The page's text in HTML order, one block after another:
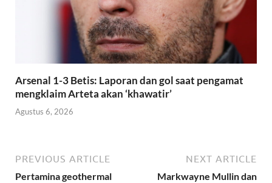
Arsenal 1-3 Betis: Laporan dan gol saat pengamat
mengklaim Arteta akan ‘khawatir’
Agustus 6, 2026
PREVIOUS ARTICLE
Pertamina geothermal
NEXT ARTICLE
Markwayne Mullin dan